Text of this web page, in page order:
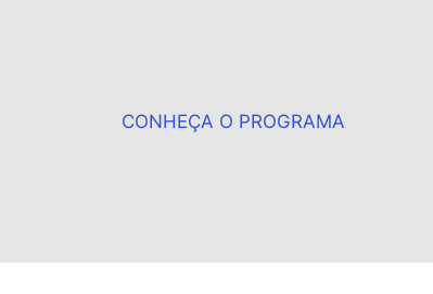
CONHEÇA O PROGRAMA